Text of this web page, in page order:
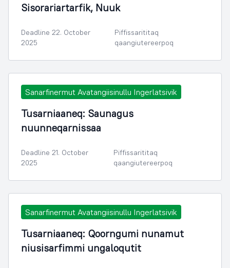
Sisorariartarfik, Nuuk
Deadline 22. October
2025
Piffissarititaq
qaangiutereerpoq
Sanarfinermut Avatangiisinullu Ingerlatsivik
Tusarniaaneq: Saunagus
nuunneqarnissaa
Deadline 21. October
2025
Piffissarititaq
qaangiutereerpoq
Sanarfinermut Avatangiisinullu Ingerlatsivik
Tusarniaaneq: Qoorngumi nunamut
niusisarfimmi ungaloqutit